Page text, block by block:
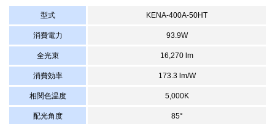
型式 KENA-400A-50HT
消費電力 93.9W
全光束 16,270 lm
消費効率 173.3 lm/W
相関色温度 5,000K
配光角度 85°